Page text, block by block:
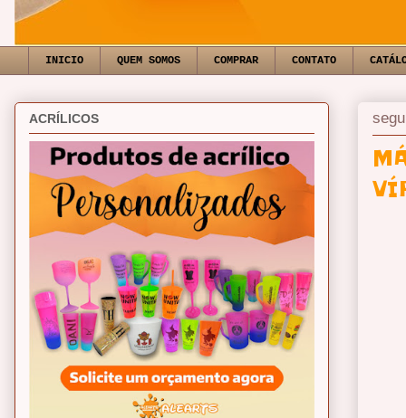
INICIO QUEM SOMOS COMPRAR CONTATO
ACRÍLICOS